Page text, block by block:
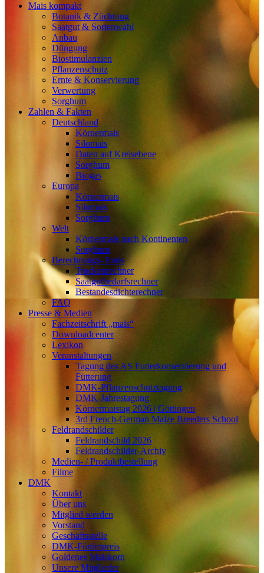
Mais kompakt
Botanik & Züchtung
Saatgut & Sortenwahl
Anbau
Düngung
Biostimulanzien
Pflanzenschutz
Ernte & Konservierung
Verwertung
Sorghum
Zahlen & Fakten
Deutschland
Körnermais
Silomais
Daten auf Kreisebene
Sorghum
Biogas
Europa
Körnermais
Silomais
Sorghum
Welt
Körnermais nach Kontinenten
Sorghum
Berechnungs-Tools
Trockenrechner
Saatgutbedarfsrechner
Bestandesdichterechner
FAQ
Presse & Medien
Fachzeitschrift „mais“
Downloadcenter
Lexikon
Veranstaltungen
Tagung des AS Futterkonservierung und
Fütterung
DMK-Pflanzenschutztagung
DMK-Jahrestagung
Körnermaistag 2026 | Göttingen
3rd French-German Maize Breeders School
Feldrandschilder
Feldrandschild 2026
Feldrandschilder-Archiv
Medien- / Produktbestellung
Filme
DMK
Kontakt
Über uns
Mitglied werden
Vorstand
Geschäftsstelle
DMK-Förderpreis
Goldenes Maiskorn
Unsere Mitglieder